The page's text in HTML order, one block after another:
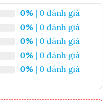
Không sử dụng sản
sản phẩm nơi khô ráo,
tiếp.
12 tháng kể từ ngày sản
0% | 0 đánh giá
0% | 0 đánh giá
0% | 0 đánh giá
0% | 0 đánh giá
0% | 0 đánh giá